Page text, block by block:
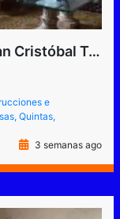
Vende Casa en Barrio Obrero San Cristóbal Tachira Venezuela Zona alta Av. Carabobo
e
Quintas,
3 semanas ago